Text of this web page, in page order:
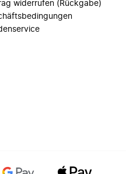
widerrufen (Rückgabe)